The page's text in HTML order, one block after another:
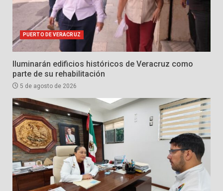
PUERTO DE VERACRUZ
Iluminarán edificios históricos de Veracruz como
parte de su rehabilitación
5 de agosto de 2026